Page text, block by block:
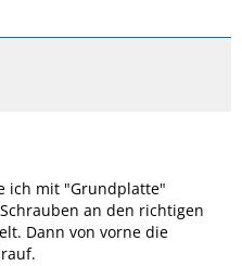
ich mit "Grundplatte"
an den richtigen
Dann von vorne die